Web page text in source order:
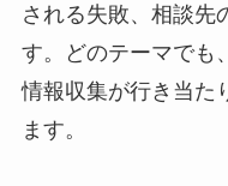
される失敗、相談先
す。どのテーマでも
情報収集が行き当た
ます。